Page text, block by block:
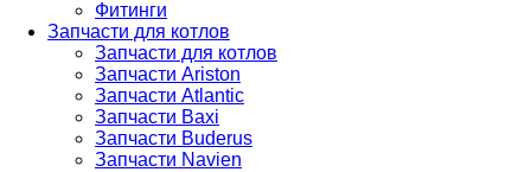
Фитинги
Запчасти для котлов
Запчасти для котлов
Запчасти Ariston
Запчасти Atlantic
Запчасти Baxi
Запчасти Buderus
Запчасти Navien